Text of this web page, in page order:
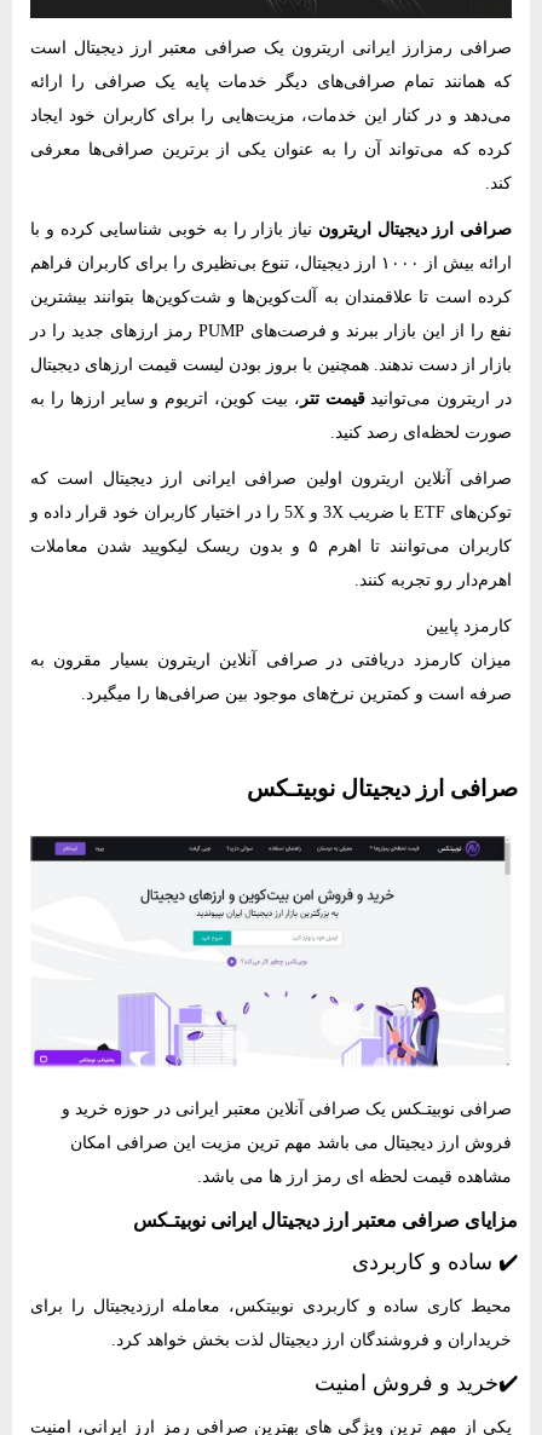
صرافی رمزارز ایرانی اریترون یک صرافی معتبر ارز دیجیتال است
که همانند تمام صرافی‌های دیگر خدمات پایه یک صرافی را ارائه
می‌دهد و در کنار این خدمات، مزیت‌هایی را برای کاربران خود ایجاد
کرده که می‌تواند آن را به عنوان یکی از برترین صرافی‌ها معرفی
کند.
صرافی ارز دیجیتال اریترون نیاز بازار را به خوبی شناسایی کرده و با
ارائه بیش از ۱۰۰۰ ارز دیجیتال، تنوع بی‌نظیری را برای کاربران فراهم
کرده است تا علاقمندان به آلت‌کوین‌ها و شت‌کوین‌ها بتوانند بیشترین
نفع را از این بازار ببرند و فرصت‌های PUMP رمز ارزهای جدید را در
بازار از دست ندهند. همچنین با بروز بودن لیست قیمت ارزهای دیجیتال
در اریترون می‌توانیدقیمت تتر ، بیت کوین، اتریوم و سایر ارزها را به
صورت لحظه‌ای رصد کنید.
صرافی آنلاین اریترون اولین صرافی ایرانی ارز دیجیتال است که
توکن‌های ETF‌ با ضریب 3X و 5X را در اختیار کاربران خود قرار داده و
کاربران می‌توانند تا اهرم ۵ و بدون ریسک لیکویید شدن معاملات
اهرم‌دار رو تجربه کنند.
کارمزد پایین
میزان کارمزد دریافتی در صرافی آنلاین اریترون بسیار مقرون به
صرفه است و کمترین نرخ‌های موجود بین صرافی‌ها را میگیرد.
صرافی ارز دیجیتال نوبیتـکس
صرافی نوبیتـکس یک صرافی آنلاین معتبر ایرانی در حوزه خرید و
فروش ارز دیجیتال می باشد مهم ترین مزیت این صرافی امکان
مشاهده قیمت لحظه ای رمز ارز ها می باشد.
مزایای صرافی معتبر ارز دیجیتال ایرانی نوبیتـکس
✔️ ساده و کاربردی
محیط کاری ساده و کاربردی نوبیتکس، معامله ارزدیجیتال را برای
خریداران و فروشندگان ارز دیجیتال لذت بخش خواهد کرد.
✔️خرید و فروش امنیت
یکی از مهم ترین ویژگی های بهترین صرافی رمز ارز ایرانی، امنیت